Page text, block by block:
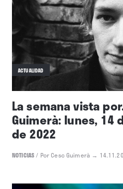
ACTUALIDAD
La semana vista
Guimerà: lunes, 14
de 2022
NOTICIAS/ Por Cesc Guimerà →